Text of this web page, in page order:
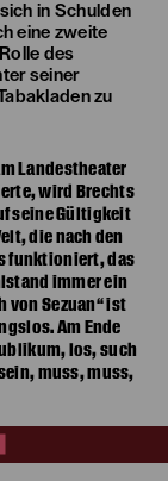
in Schulden
eine zweite
des
seiner
zu
Landestheater
wird Brechts
seine Gültigkeit
die nach den
funktioniert, das
immer ein
von Sezuan“ ist
Am Ende
los, such
muss, muss,